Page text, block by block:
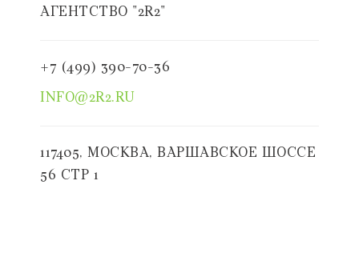
АГЕНТСТВО "2R2"
+7 (499) 390-70-36
INFO@2R2.RU
117405, МОСКВА, ВАРШАВСКОЕ ШОССЕ
56 СТР 1